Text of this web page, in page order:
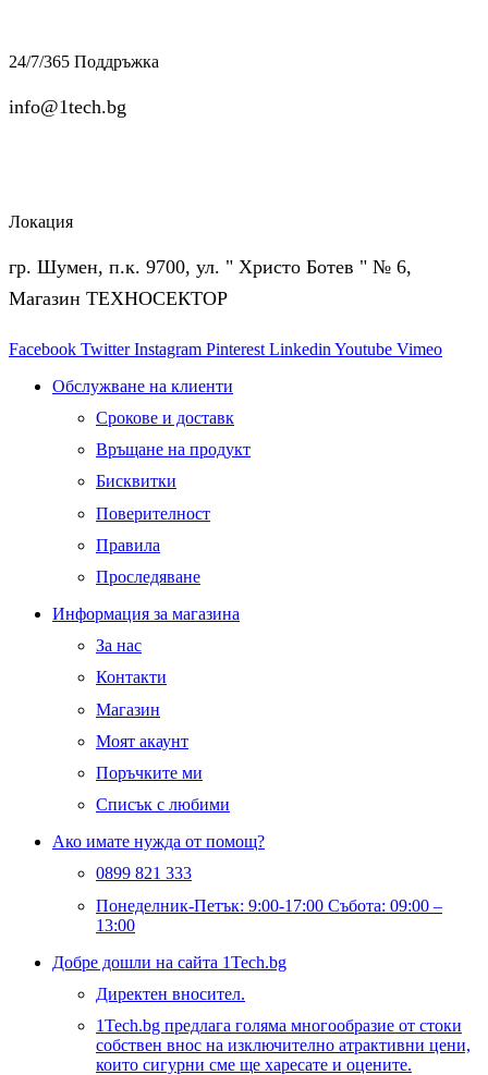
24/7/365 Поддръжка
info@1tech.bg
Локация
гр. Шумен, п.к. 9700, ул. " Христо Ботев " № 6,
Магазин ТЕХНОСЕКТОР
Facebook Twitter Instagram Pinterest Linkedin Youtube Vimeo
Обслужване на клиенти
Срокове и доставк
Връщане на продукт
Бисквитки
Поверителност
Правила
Проследяване
Информация за магазина
За нас
Контакти
Магазин
Моят акаунт
Поръчките ми
Списък с любими
Ако имате нужда от помощ?
0899 821 333
Понеделник-Петък: 9:00-17:00 Събота: 09:00 –
13:00
Добре дошли на сайта 1Tech.bg
Директен вносител.
1Tech.bg предлага голяма многообразие от стоки
собствен внос на изключително атрактивни цени,
които сигурни сме ще харесате и оцените.